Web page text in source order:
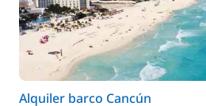
Alquiler barco Cancún